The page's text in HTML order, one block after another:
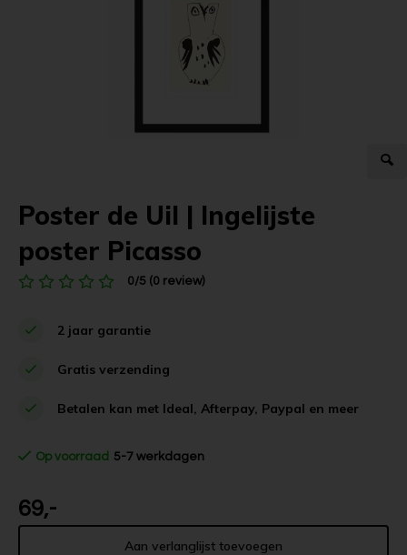
Poster de Uil | Ingelijste
poster Picasso
0/5 (0 review)
2 jaar garantie
Gratis verzending
Betalen kan met Ideal, Afterpay, Paypal en meer
Op voorraad 5-7 werkdagen
69,-
Aan verlanglijst toevoegen